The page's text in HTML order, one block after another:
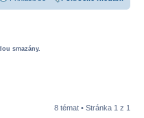
smazány.
8 témat • Stránka 1 z 1